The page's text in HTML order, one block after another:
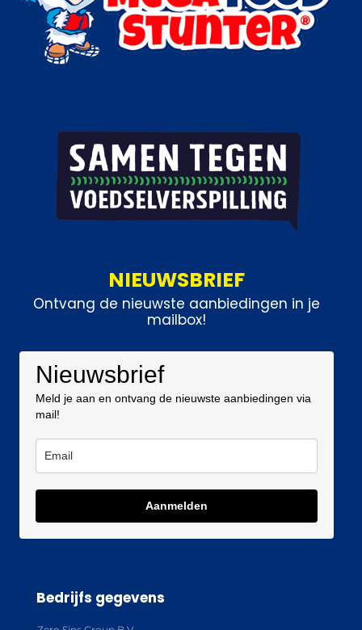
NIEUWSBRIEF
Ontvang de nieuwste aanbiedingen in je
mailbox!
Nieuwsbrief
Meld je aan en ontvang de nieuwste aanbiedingen via
mail!
Aanmelden
Bedrijfs gegevens